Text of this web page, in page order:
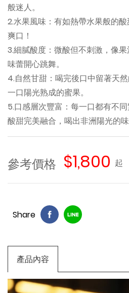
般迷人。
2.水果風味：有如熱帶水果般的
爽口！
3.細膩酸度：微酸但不刺激，像
味蕾開心跳舞。
4.自然甘甜：喝完後口中留著天
一口陽光熟成的蜜果。
5.口感層次豐富：每一口都有不
酸甜完美融合，喝出非洲陽光的味
參考價格 $1,800 起
Share
產品內容